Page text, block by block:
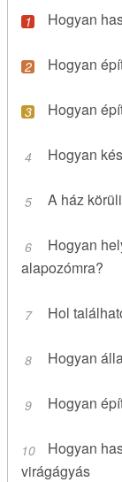
Hogyan
Hogyan
Hogyan
Hogyan
A ház
Hogyan
alapozómra?
Hol
Hogyan
Hogyan
Hogyan
virágágyás